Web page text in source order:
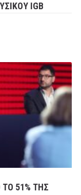
IGB
51% ΤΗΣ